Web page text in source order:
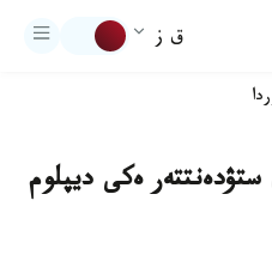
ق ز
ەكى ديپلوم